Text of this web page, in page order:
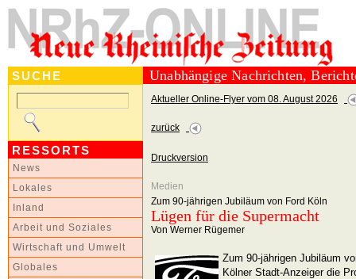
SUCHE
RESSORTS
News
Lokales
Inland
Arbeit und Soziales
Wirtschaft und Umwelt
Globales
Unabhängige Nachrichten,
Aktueller Online-Flyer vom 08. August 2026
zurück
Druckversion
Medien
Zum 90-jährigen Jubiläum von Ford Köln
Lügen für die Supermacht
Von Werner Rügemer
Zum 90-jährigen Jubiläum
Kölner Stadt-Anzeiger die